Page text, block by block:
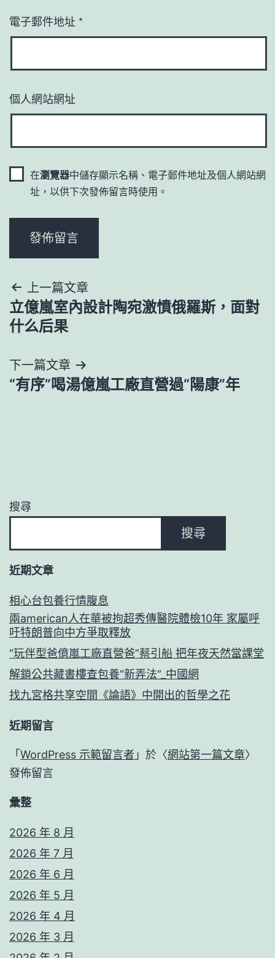
電子郵件地址 *
個人網站網址
在瀏覽器中儲存顯示名稱、電子郵件地址及個人網站網
址，以供下次發佈留言時使用。
文
章
覽
上一篇文章
立億嵐室內設計陶宛激憤俄羅斯，面對
什么后果
下一篇文章
“有序”喝湯億嵐工廠直營過“陽康”年
搜尋
搜尋
近期文章
相心台包養行情腹息
兩american人在華被拘超秀傳醫院體檢10年 家屬呼
吁特朗普向中方爭取釋放
“玩伴型爸億嵐工廠直營爸”蔡引船 把年夜天然當課堂
解鎖公共藏書樓查包養“新弄法”_中國網
找九宮格共享空間《論語》中開出的哲學之花
近期留言
「 WordPress 示範留言者 」於〈網站第一篇文章〉
發佈留言
彙整
2026 年 8 月
2026 年 7 月
2026 年 6 月
2026 年 5 月
2026 年 4 月
2026 年 3 月